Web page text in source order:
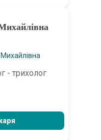
- трихолог